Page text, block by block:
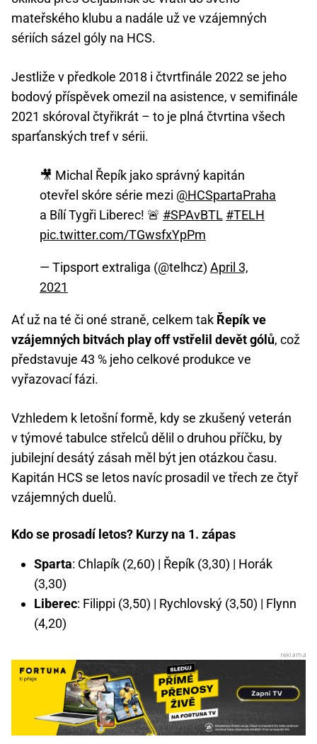
mateřského klubu a nadále už ve vzájemných
sériích sázel góly na HCS.
Jestliže v předkole 2018 i čtvrtfinále 2022 se jeho
bodový příspěvek omezil na asistence, v semifinále
2021 skóroval čtyřikrát – to je plná čtvrtina všech
sparťanských tref v sérii.
🎥 Michal Řepík jako správný kapitán
otevřel skóre série mezi @HCSpartaPraha
a Bílí Tygři Liberec! 🚨 #SPAvBTL #TELH
pic.twitter.com/TGwsfxYpPm
— Tipsport extraliga (@telhcz) April 3,
2021
Ať už na té či oné straně, celkem tak Řepík ve
vzájemných bitvách play off vstřelil devět gólů, což
představuje 43 % jeho celkové produkce ve
vyřazovací fázi.
Vzhledem k letošní formě, kdy se zkušený veterán
v týmové tabulce střelců dělil o druhou příčku, by
jubilejní desátý zásah měl být jen otázkou času.
Kapitán HCS se letos navíc prosadil ve třech ze čtyř
vzájemných duelů.
Kdo se prosadí letos? Kurzy na 1. zápas
Sparta: Chlapík (2,60) | Řepík (3,30) | Horák
(3,30)
Liberec: Filippi (3,50) | Rychlovský (3,50) | Flynn
(4,20)